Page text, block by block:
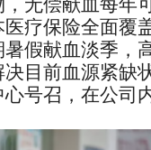
疗保险全面覆
假献血淡季，
目前血源紧缺
号召，在公司